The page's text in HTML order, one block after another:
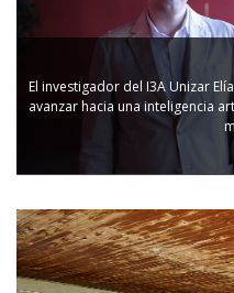
El investigador del I3A Unizar
avanzar hacia una inteligencia